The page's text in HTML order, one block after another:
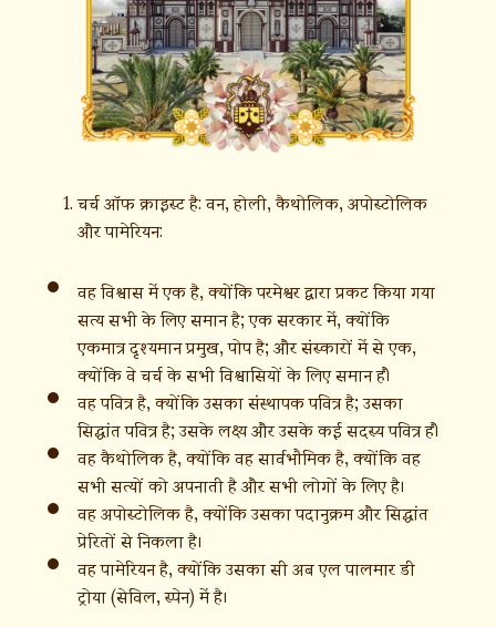
चर्च ऑफ क्राइस्ट है: वन, होली, कैथोलिक, अपोस्टोलिक
और पामेरियन:
वह विश्वास में एक है, क्योंकि परमेश्वर द्वारा प्रकट किया गया
सत्य सभी के लिए समान है; एक सरकार में, क्योंकि
एकमात्र दृश्यमान प्रमुख, पोप है; और संस्कारों में से एक,
क्योंकि वे चर्च के सभी विश्वासियों के लिए समान हैं।
वह पवित्र है, क्योंकि उसका संस्थापक पवित्र है; उसका
सिद्धांत पवित्र है; उसके लक्ष्य और उसके कई सदस्य पवित्र हैं।
वह कैथोलिक है, क्योंकि वह सार्वभौमिक है, क्योंकि वह
सभी सत्यों को अपनाती है और सभी लोगों के लिए है।
वह अपोस्टोलिक है, क्योंकि उसका पदानुक्रम और सिद्धांत
प्रेरितों से निकला है।
वह पामेरियन है, क्योंकि उसका सी अब एल पालमार डी
ट्रोया (सेविल, स्पेन) में है।